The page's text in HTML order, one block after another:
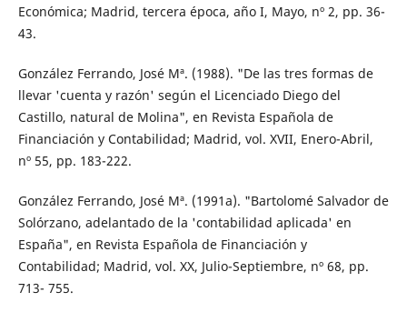
Económica; Madrid, tercera época, año I, Mayo, nº 2, pp. 36-
43.
González Ferrando, José Mª. (1988). "De las tres formas de
llevar 'cuenta y razón' según el Licenciado Diego del
Castillo, natural de Molina", en Revista Española de
Financiación y Contabilidad; Madrid, vol. XVII, Enero-Abril,
nº 55, pp. 183-222.
González Ferrando, José Mª. (1991a). "Bartolomé Salvador de
Solórzano, adelantado de la 'contabilidad aplicada' en
España", en Revista Española de Financiación y
Contabilidad; Madrid, vol. XX, Julio-Septiembre, nº 68, pp.
713- 755.